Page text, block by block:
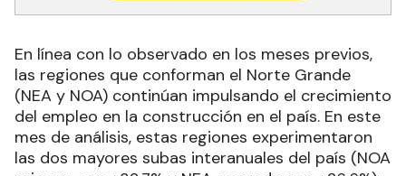
En línea con lo observado en los meses previos,
las regiones que conforman el Norte Grande
(NEA y NOA) continúan impulsando el crecimiento
del empleo en la construcción en el país. En este
mes de análisis, estas regiones experimentaron
las dos mayores subas interanuales del país (NOA